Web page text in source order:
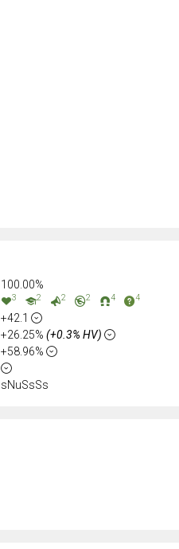
100.00%
3 2 2 2 4 4
+42.1
+26.25% (+0.3% HV)
+58.96%
sNuSsSs